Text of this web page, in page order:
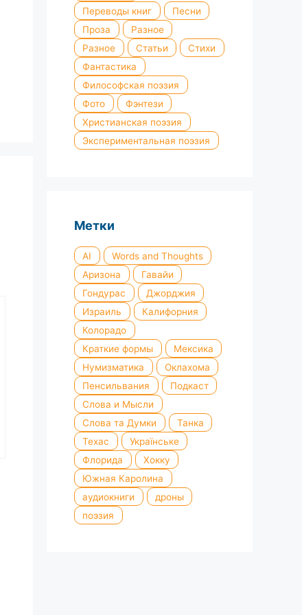
Переводы книг
Песни
Проза
Разное
Разное
Статьи
Стихи
Фантастика
Философская поэзия
Фото
Фэнтези
Христианская поэзия
Экспериментальная поэзия
Метки
AI
Words and Thoughts
Аризона
Гавайи
Гондурас
Джорджия
Израиль
Калифорния
Колорадо
Краткие формы
Мексика
Нумизматика
Оклахома
Пенсильвания
Подкаст
Слова и Мысли
Слова та Думки
Танка
Техас
Українське
Флорида
Хокку
Южная Каролина
аудиокниги
дроны
поэзия